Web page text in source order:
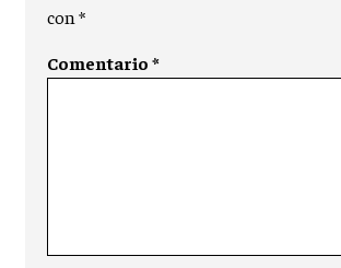
con*
Comentario*